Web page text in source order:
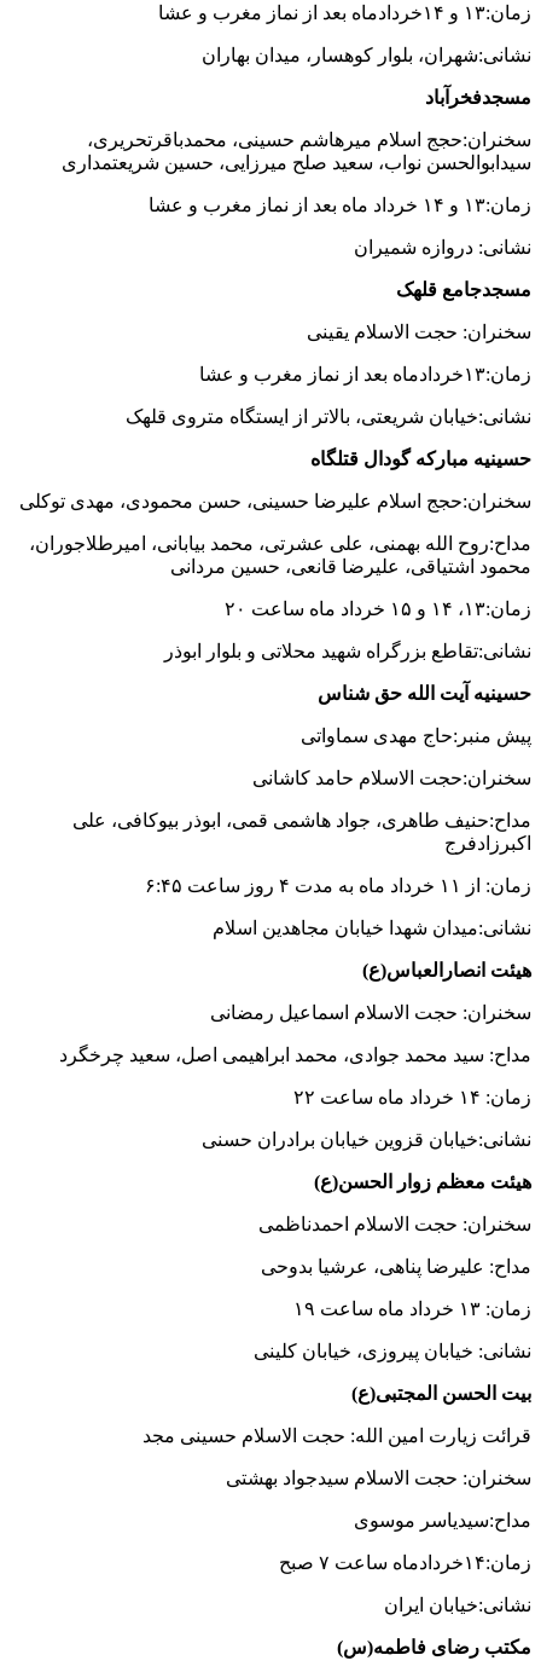
زمان:۱۳ و ۱۴خردادماه بعد از نماز مغرب و عشا
نشانی:شهران، بلوار کوهسار، میدان بهاران
مسجدفخرآباد
سخنران:حجج اسلام میرهاشم حسینی، محمدباقرتحریری،
سیدابوالحسن نواب، سعید صلح میرزایی، حسین شریعتمداری
زمان:۱۳ و ۱۴ خرداد ماه بعد از نماز مغرب و عشا
نشانی: دروازه شمیران
مسجدجامع قلهک
سخنران: حجت الاسلام یقینی
زمان:۱۳خردادماه بعد از نماز مغرب و عشا
نشانی:خیابان شریعتی، بالاتر از ایستگاه متروی قلهک
حسینیه مبارکه گودال قتلگاه
سخنران:حجج اسلام علیرضا حسینی، حسن محمودی، مهدی توکلی
مداح:روح الله بهمنی، علی عشرتی، محمد بیابانی، امیرطلاجوران،
محمود اشتیاقی، علیرضا قانعی، حسین مردانی
زمان:۱۳، ۱۴ و ۱۵ خرداد ماه ساعت ۲۰
نشانی:تقاطع بزرگراه شهید محلاتی و بلوار ابوذر
حسینیه آیت الله حق شناس
پیش منبر:حاج مهدی سماواتی
سخنران:حجت الاسلام حامد کاشانی
مداح:حنیف طاهری، جواد هاشمی قمی، ابوذر بیوکافی، علی
اکبرزادفرج
زمان: از ۱۱ خرداد ماه به مدت ۴ روز ساعت ۶:۴۵
نشانی:میدان شهدا خیابان مجاهدین اسلام
هیئت انصارالعباس(ع)
سخنران: حجت الاسلام اسماعیل رمضانی
مداح: سید محمد جوادی، محمد ابراهیمی اصل، سعید چرخگرد
زمان: ۱۴ خرداد ماه ساعت ۲۲
نشانی:خیابان قزوین خیابان برادران حسنی
هیئت معظم زوار الحسن(ع)
سخنران: حجت الاسلام احمدناظمی
مداح: علیرضا پناهی، عرشیا بدوحی
زمان: ۱۳ خرداد ماه ساعت ۱۹
نشانی: خیابان پیروزی، خیابان کلینی
بیت الحسن المجتبی(ع)
قرائت زیارت امین الله: حجت الاسلام حسینی مجد
سخنران: حجت الاسلام سیدجواد بهشتی
مداح:سیدیاسر موسوی
زمان:۱۴خردادماه ساعت ۷ صبح
نشانی:خیابان ایران
مکتب رضای فاطمه(س)